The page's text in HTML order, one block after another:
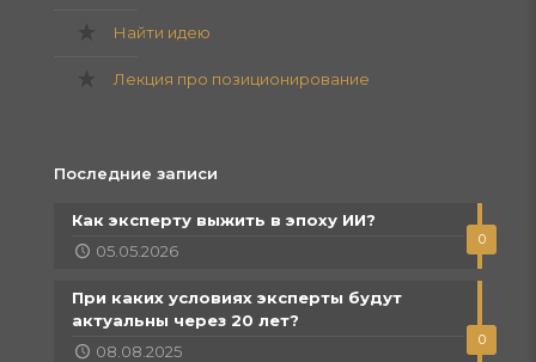
Найти идею
Лекция про позиционирование
Последние записи
0
Как эксперту выжить в эпоху ИИ?
05.05.2026
0
При каких условиях эксперты будут
актуальны через 20 лет?
08.08.2025